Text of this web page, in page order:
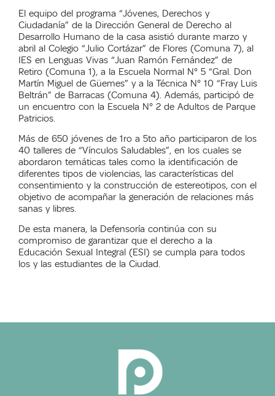
El equipo del programa “Jóvenes, Derechos y
Ciudadanía” de la Dirección General de Derecho al
Desarrollo Humano de la casa asistió durante marzo y
abril al Colegio “Julio Cortázar” de Flores (Comuna 7), al
IES en Lenguas Vivas “Juan Ramón Fernández” de
Retiro (Comuna 1), a la Escuela Normal N° 5 “Gral. Don
Martín Miguel de Güemes” y a la Técnica N° 10 “Fray Luis
Beltrán” de Barracas (Comuna 4). Además, participó de
un encuentro con la Escuela N° 2 de Adultos de Parque
Patricios.
Más de 650 jóvenes de 1ro a 5to año participaron de los
40 talleres de “Vínculos Saludables”, en los cuales se
abordaron temáticas tales como la identificación de
diferentes tipos de violencias, las características del
consentimiento y la construcción de estereotipos, con el
objetivo de acompañar la generación de relaciones más
sanas y libres.
De esta manera, la Defensoría continúa con su
compromiso de garantizar que el derecho a la
Educación Sexual Integral (ESI) se cumpla para todos
los y las estudiantes de la Ciudad.